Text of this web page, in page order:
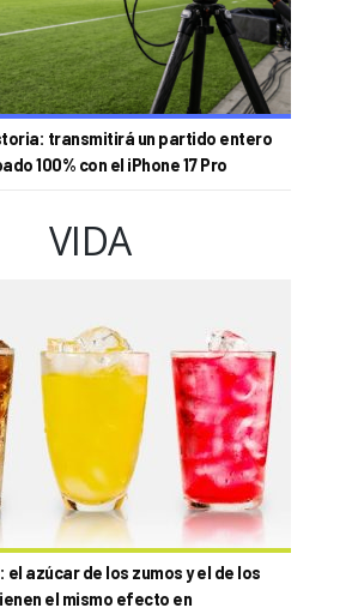
transmitirá un partido entero
100% con el iPhone 17 Pro
VIDA
el azúcar de los zumos y el de los
el mismo efecto en